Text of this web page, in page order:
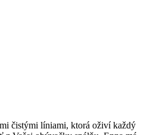
čistými líniami, ktorá oživí každý